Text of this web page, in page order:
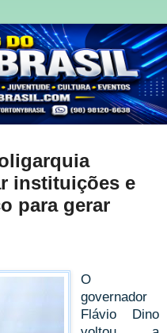
instituições e
para gerar
O
governador
Flávio Dino